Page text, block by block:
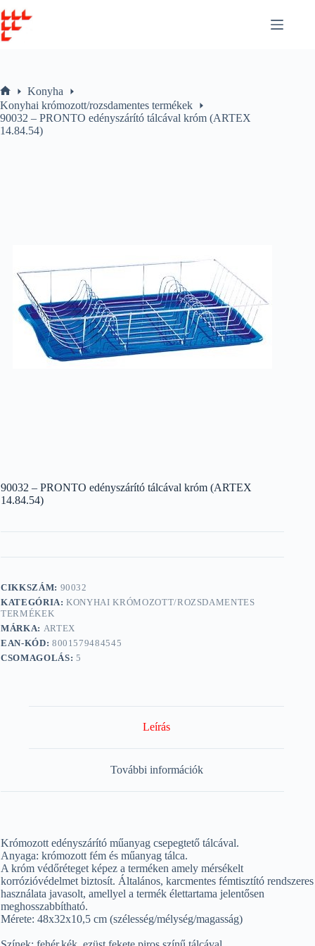
to
content
Home
Konyha
Konyhai krómozott/rozsdamentes termékek
90032 – PRONTO edényszárító tálcával króm (ARTEX
14.84.54)
90032 – PRONTO edényszárító tálcával króm (ARTEX
14.84.54)
CIKKSZÁM: 90032
KATEGÓRIA:KONYHAI KRÓMOZOTT/ROZSDAMENTES
TERMÉKEK
MÁRKA: ARTEX
EAN-KÓD: 8001579484545
CSOMAGOLÁS: 5
Leírás
További információk
Krómozott edényszárító műanyag csepegtető tálcával.
Anyaga: krómozott fém és műanyag tálca.
A króm védőréteget képez a terméken amely mérsékelt
korrózióvédelmet biztosít. Általános, karcmentes fémtisztító rendszeres
használata javasolt, amellyel a termék élettartama jelentősen
meghosszabbítható.
Mérete: 48x32x10,5 cm (szélesség/mélység/magasság)